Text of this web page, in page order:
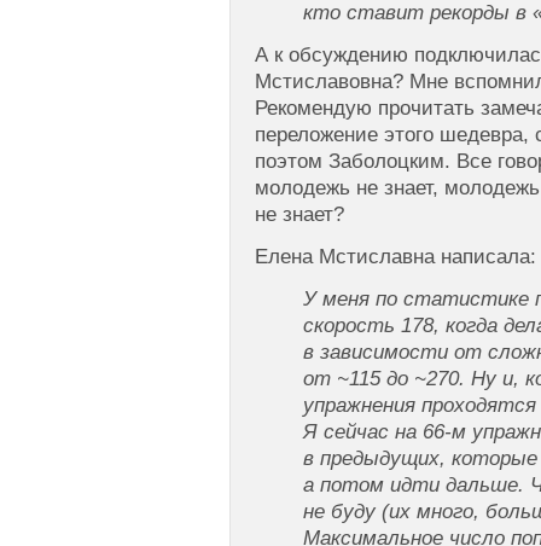
кто ставит рекорды в
А к обсуждению
Мстиславовна? Мне
Рекомендую прочитать
переложение этого шедевра,
поэтом Заболоцким. Все
молодежь не знает,
не знает?
Елена Мстиславна написала:
У меня по статистике
скорость 178, когда
в зависимости от
от ~115 до ~270. Ну и,
упражнения
Я сейчас на 66-м
в предыдущих,
а потом идти дальше.
не буду (их много,
Максимальное число